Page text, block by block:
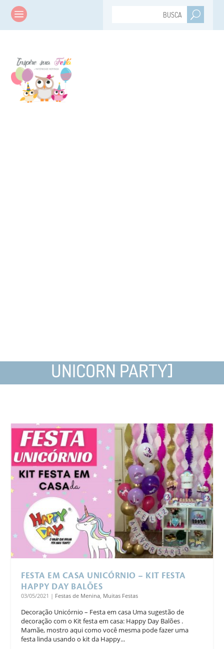
UNICORN PARTY]
FESTA EM CASA UNICÓRNIO – KIT FESTA
HAPPY DAY BALÕES
03/05/2021 | Festas de Menina Muitas Festas
Decoração Unicórnio – Festa em casa Uma sugestão de
decoração com o Kit festa em casa: Happy Day Balões .
Mamãe, mostro aqui como você mesma pode fazer uma
festa linda usando o kit da Happy...